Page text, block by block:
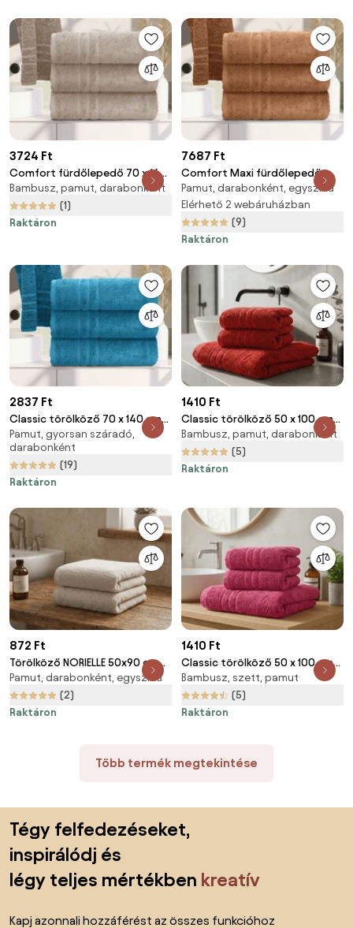
3724 Ft
Comfort fürdőlepedő 70 x 140
cm bézs, 100% pamut
Bambusz, pamut, darabonként
(1)
Raktáron
7687 Ft
Comfort Maxi fürdőlepedő
100x200 cm barna, 100%
pamut
Pamut, darabonként, egyszínű
Elérhető 2 webáruházban
(9)
Raktáron
2837 Ft
Classic törölköző 70 x 140 cm
azúrkék, 100% pamut
Pamut, gyorsan száradó,
darabonként
(19)
Raktáron
1410 Ft
Classic törölköző 50 x 100 cm
piros, 100% pamut
Bambusz, pamut, darabonként
(5)
Raktáron
872 Ft
Törölköző NORIELLE 50x90 cm
bézs, 100% pamut
Pamut, darabonként, egyszínű
(2)
Raktáron
1410 Ft
Classic törölköző 50 x 100 cm
bíbor, 100% pamut
Bambusz, szett, pamut
(5)
Raktáron
Több termék megtekintése
Tégy felfedezéseket,
inspirálódj és
légy teljes mértékben kreatív
Kapj azonnali hozzáférést az összes funkcióhoz